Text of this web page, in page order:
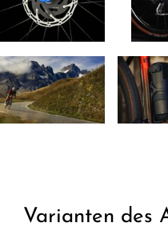
Varianten des